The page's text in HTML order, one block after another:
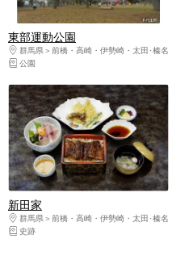
東部運動公園
群馬県
前橋・高崎・伊勢崎・太田･榛名
公園
新田家
群馬県
前橋・高崎・伊勢崎・太田･榛名
史跡